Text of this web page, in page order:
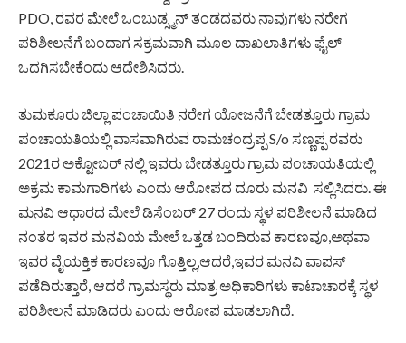
PDO, ರವರ ಮೇಲೆ ಒಂಬುಡ್ಸ್ಮನ್ ತಂಡದವರು ನಾವುಗಳು ನರೇಗ
ಪರಿಶೀಲನೆಗೆ ಬಂದಾಗ ಸಕ್ರಮವಾಗಿ ಮೂಲ ದಾಖಲಾತಿಗಳು ಫೈಲ್
ಒದಗಿಸಬೇಕೆಂದು ಆದೇಶಿಸಿದರು.
ತುಮಕೂರು ಜಿಲ್ಲಾ ಪಂಚಾಯಿತಿ ನರೇಗ ಯೋಜನೆಗೆ ಬೇಡತ್ತೂರು ಗ್ರಾಮ
ಪಂಚಾಯತಿಯಲ್ಲಿ ವಾಸವಾಗಿರುವ ರಾಮಚಂದ್ರಪ್ಪ S/o ಸಣ್ಣಪ್ಪ ರವರು
2021ರ ಅಕ್ಟೋಬರ್ ನಲ್ಲಿ ಇವರು ಬೇಡತ್ತೂರು ಗ್ರಾಮ ಪಂಚಾಯತಿಯಲ್ಲಿ
ಅಕ್ರಮ ಕಾಮಗಾರಿಗಳು ಎಂದು ಆರೋಪದ ದೂರು ಮನವಿ ಸಲ್ಲಿಸಿದರು. ಈ
ಮನವಿ ಆಧಾರದ ಮೇಲೆ ಡಿಸೆಂಬರ್ 27 ರಂದು ಸ್ಥಳ ಪರಿಶೀಲನೆ ಮಾಡಿದ
ನಂತರ ಇವರ ಮನವಿಯ ಮೇಲೆ ಒತ್ತಡ ಬಂದಿರುವ ಕಾರಣವೂ,ಅಥವಾ
ಇವರ ವೈಯಕ್ತಿಕ ಕಾರಣವೂ ಗೊತ್ತಿಲ್ಲ,ಆದರೆ,ಇವರ ಮನವಿ ವಾಪಸ್
ಪಡೆದಿರುತ್ತಾರೆ, ಆದರೆ ಗ್ರಾಮಸ್ಥರು ಮಾತ್ರ ಅಧಿಕಾರಿಗಳು ಕಾಟಾಚಾರಕ್ಕೆ ಸ್ಥಳ
ಪರಿಶೀಲನೆ ಮಾಡಿದರು ಎಂದು ಆರೋಪ ಮಾಡಲಾಗಿದೆ.